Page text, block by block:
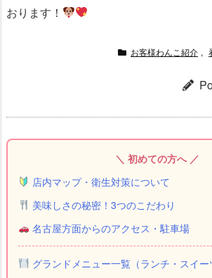
おります！
お客様わんこ紹介 ,
＼ 初めての方へ ／
店内マップ・衛生対策について
美味しさの秘密！3つのこだわり
名古屋方面からのアクセス・駐車場
グランドメニュー一覧（ランチ・スイー